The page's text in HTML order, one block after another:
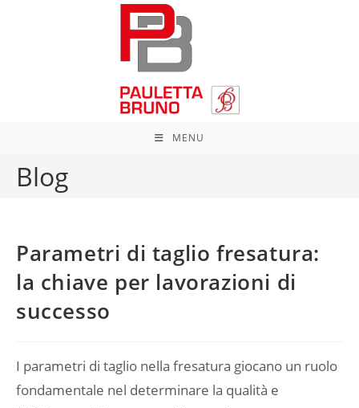
MENU
Blog
Parametri di taglio fresatura:
la chiave per lavorazioni di
successo
I parametri di taglio nella fresatura giocano un ruolo
fondamentale nel determinare la qualità e